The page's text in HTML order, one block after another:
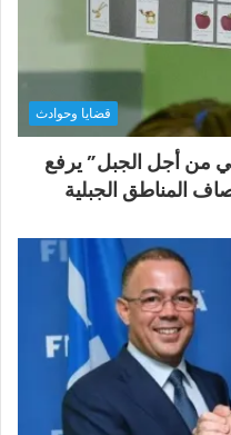
قضايا وحوادث
المدني من أجل الجبل” يرفع
المناطق الجبلية